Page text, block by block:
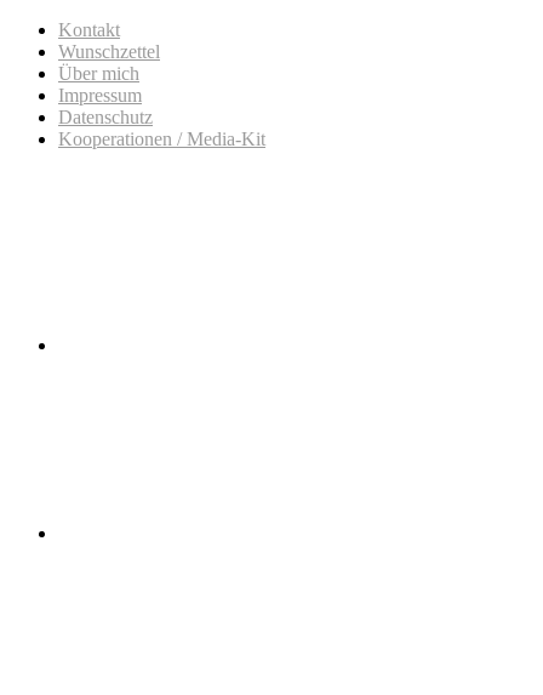
Kontakt
Wunschzettel
Über mich
Impressum
Datenschutz
Kooperationen / Media-Kit